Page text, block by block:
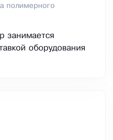
полимерного
занимается
оборудования